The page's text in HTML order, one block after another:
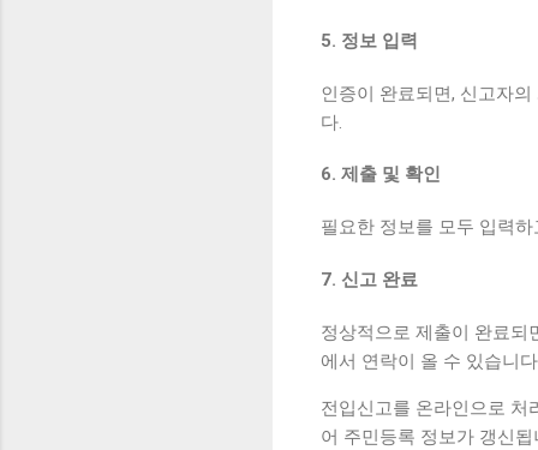
5. 정보 입력
인증이 완료되면, 신고자
다.
6. 제출 및 확인
필요한 정보를 모두 입력
7. 신고 완료
정상적으로 제출이 완료되
에서 연락이 올 수 있습니
전입신고를 온라인으로 처
어 주민등록 정보가 갱신됩